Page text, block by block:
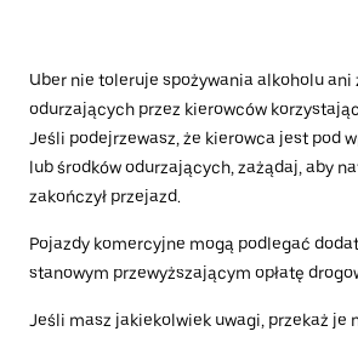
Uber nie toleruje spożywania alkoholu ani
odurzających przez kierowców
Jeśli podejrzewasz, że kierowca jest pod
lub środków odurzających, zażądaj, aby
zakończył przejazd.
Pojazdy komercyjne mogą podlegać
stanowym przewyższającym opłatę
Jeśli masz jakiekolwiek uwagi, przekaż je